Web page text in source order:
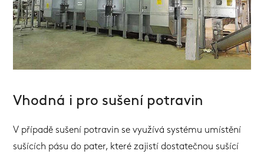
Vhodná i pro sušení potravin
V případě sušení potravin se využívá systému umístění
sušících pásu do pater, které zajistí dostatečnou sušící